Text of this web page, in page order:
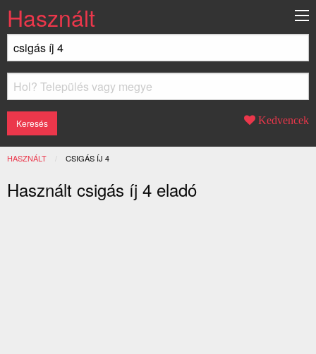
Használt
Kedvencek
HASZNÁLT JELENLEGI:
CSIGÁS ÍJ 4
Használt csigás íj 4 eladó